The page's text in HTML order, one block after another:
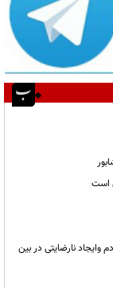
است
وایجاد نارضایتی در بین